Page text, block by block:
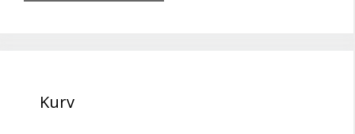
Kurv